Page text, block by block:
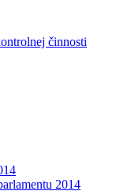
činnosti
2014